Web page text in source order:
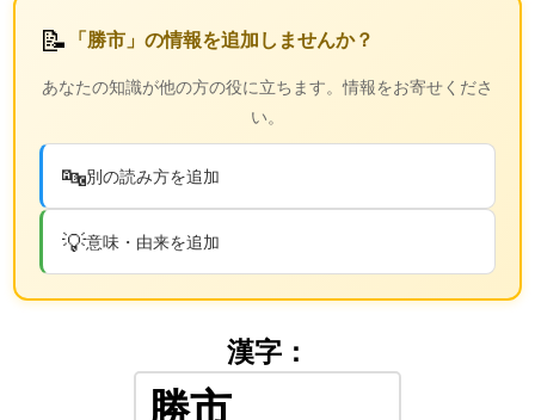
📝 「勝市」の情報を追加しませんか？
あなたの知識が他の方の役に立ちます。情報をお寄せくださ
い。
🔤別の読み方を追加
💡意味・由来を追加
漢字：